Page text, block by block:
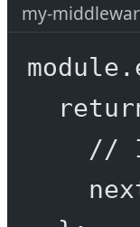
my-
module .
//